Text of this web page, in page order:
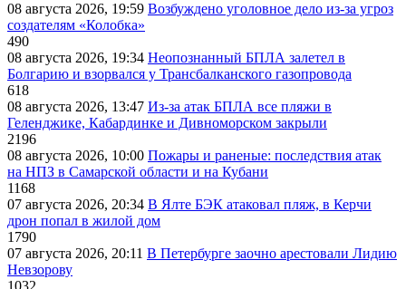
08 августа 2026, 19:59 Возбуждено уголовное дело из-за угроз
создателям «Колобка»
490
08 августа 2026, 19:34 Неопознанный БПЛА залетел в
Болгарию и взорвался у Трансбалканского газопровода
618
08 августа 2026, 13:47 Из-за атак БПЛА все пляжи в
Геленджике, Кабардинке и Дивноморском закрыли
2196
08 августа 2026, 10:00 Пожары и раненые: последствия атак
на НПЗ в Самарской области и на Кубани
1168
07 августа 2026, 20:34 В Ялте БЭК атаковал пляж, в Керчи
дрон попал в жилой дом
1790
07 августа 2026, 20:11 В Петербурге заочно арестовали Лидию
Невзорову
1032